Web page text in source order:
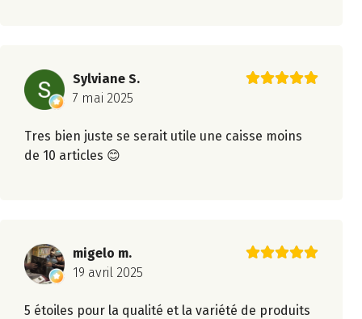
Sylviane S.
7 mai 2025
Tres bien juste se serait utile une caisse moins
de 10 articles 😊
migelo m.
19 avril 2025
5 étoiles pour la qualité et la variété de produits